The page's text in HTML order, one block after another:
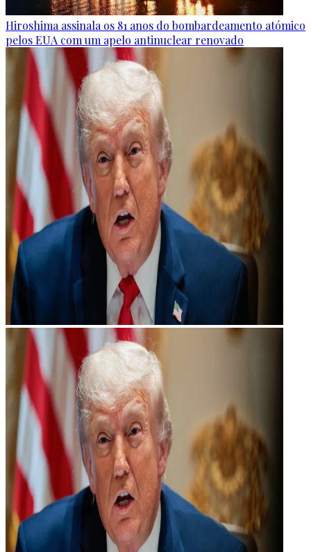
Hiroshima assinala os 81 anos do bombardeamento atómico
pelos EUA com um apelo antinuclear renovado